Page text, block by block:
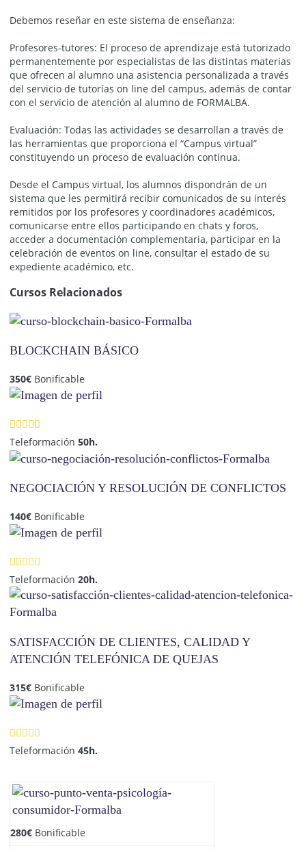
Debemos reseñar en este sistema de enseñanza:
Profesores-tutores: El proceso de aprendizaje está tutorizado
permanentemente por especialistas de las distintas materias
que ofrecen al alumno una asistencia personalizada a través
del servicio de tutorías on line del campus, además de contar
con el servicio de atención al alumno de FORMALBA.
Evaluación: Todas las actividades se desarrollan a través de
las herramientas que proporciona el “Campus virtual”
constituyendo un proceso de evaluación continua.
Desde el Campus virtual, los alumnos dispondrán de un
sistema que les permitirá recibir comunicados de su interés
remitidos por los profesores y coordinadores académicos,
comunicarse entre ellos participando en chats y foros,
acceder a documentación complementaria, participar en la
celebración de eventos on line, consultar el estado de su
expediente académico, etc.
Cursos Relacionados
BLOCKCHAIN BÁSICO
350€ Bonificable
Teleformación50h.
NEGOCIACIÓN Y RESOLUCIÓN DE CONFLICTOS
140€ Bonificable
Teleformación20h.
SATISFACCIÓN DE CLIENTES, CALIDAD Y
ATENCIÓN TELEFÓNICA DE QUEJAS
315€ Bonificable
Teleformación45h.
280€ Bonificable